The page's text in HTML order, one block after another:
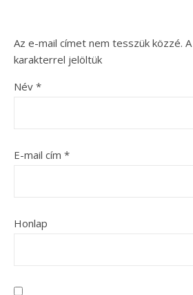
Az e-mail címet nem tesszük közzé.
karakterrel jelöltük
Név *
E-mail cím *
Honlap